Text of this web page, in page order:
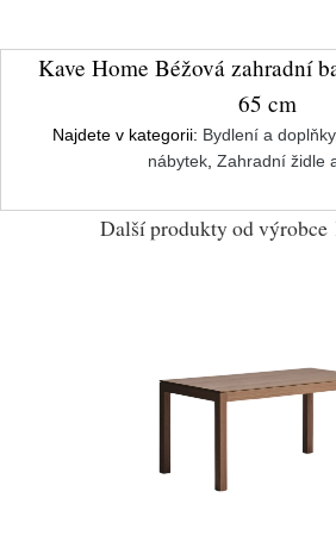
Kave Home Béžová zahradní
65 cm
Najdete v kategorii: Bydlení a doplňky,
nábytek, Zahradní židle
Další produkty od výrobce